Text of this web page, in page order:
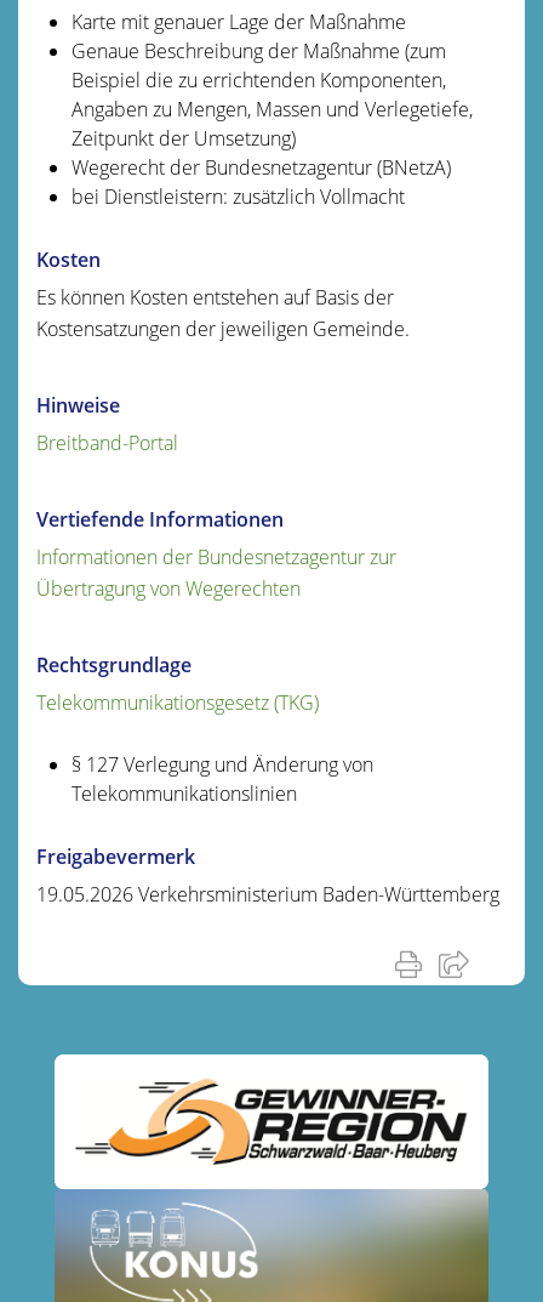
Karte mit genauer Lage der Maßnahme
Genaue Beschreibung der Maßnahme (zum
Beispiel die zu errichtenden Komponenten,
Angaben zu Mengen, Massen und Verlegetiefe,
Zeitpunkt der Umsetzung)
Wegerecht der Bundesnetzagentur (BNetzA)
bei Dienstleistern: zusätzlich Vollmacht
Kosten
Es können Kosten entstehen auf Basis der
Kostensatzungen der jeweiligen Gemeinde.
Hinweise
Breitband-Portal
Vertiefende Informationen
Informationen der Bundesnetzagentur zur
Übertragung von Wegerechten
Rechtsgrundlage
Telekommunikationsgesetz (TKG)
§ 127 Verlegung und Änderung von
Telekommunikationslinien
Freigabevermerk
19.05.2026 Verkehrsministerium Baden-Württemberg